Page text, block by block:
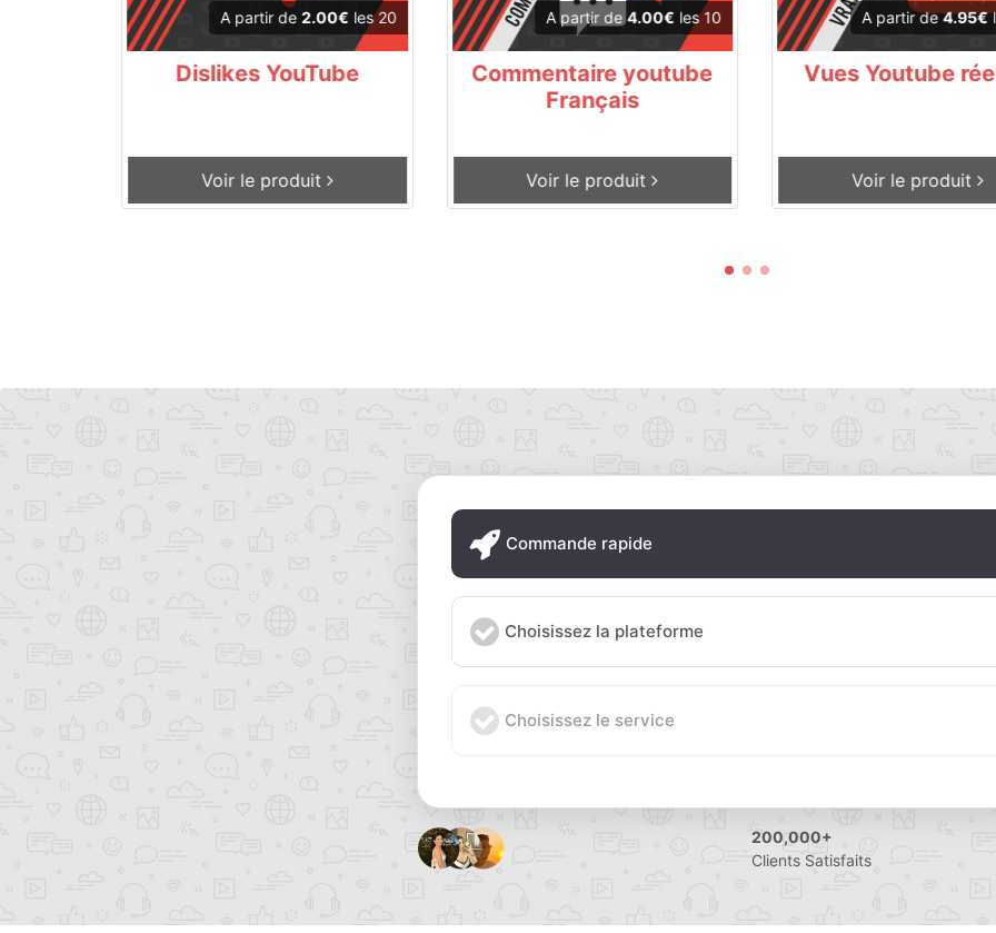
A partir de2.00€les 20
Dislikes YouTube
Voir le produit
A partir de4.00€les 10
Commentaire youtube
Français
Voir le produit
A partir de4.95€
Vues Youtube
Voir le produit
Commande rapide
Choisissez la plateforme
Choisissez le service
200,000+
Clients Satisfaits